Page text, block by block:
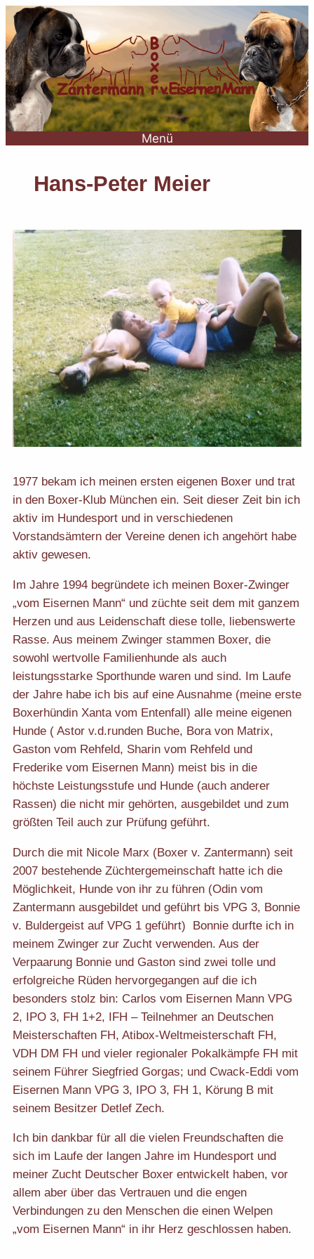
Menü
Hans-Peter Meier
1977 bekam ich meinen ersten eigenen Boxer und trat
in den Boxer-Klub München ein. Seit dieser Zeit bin ich
aktiv im Hundesport und in verschiedenen
Vorstandsämtern der Vereine denen ich angehört habe
aktiv gewesen.
Im Jahre 1994 begründete ich meinen Boxer-Zwinger
„vom Eisernen Mann“ und züchte seit dem mit ganzem
Herzen und aus Leidenschaft diese tolle, liebenswerte
Rasse. Aus meinem Zwinger stammen Boxer, die
sowohl wertvolle Familienhunde als auch
leistungsstarke Sporthunde waren und sind. Im Laufe
der Jahre habe ich bis auf eine Ausnahme (meine erste
Boxerhündin Xanta vom Entenfall) alle meine eigenen
Hunde ( Astor v.d.runden Buche, Bora von Matrix,
Gaston vom Rehfeld, Sharin vom Rehfeld und
Frederike vom Eisernen Mann) meist bis in die
höchste Leistungsstufe und Hunde (auch anderer
Rassen) die nicht mir gehörten, ausgebildet und zum
größten Teil auch zur Prüfung geführt.
Durch die mit Nicole Marx (Boxer v. Zantermann) seit
2007 bestehende Züchtergemeinschaft hatte ich die
Möglichkeit, Hunde von ihr zu führen (Odin vom
Zantermann ausgebildet und geführt bis VPG 3, Bonnie
v. Buldergeist auf VPG 1 geführt) Bonnie durfte ich in
meinem Zwinger zur Zucht verwenden. Aus der
Verpaarung Bonnie und Gaston sind zwei tolle und
erfolgreiche Rüden hervorgegangen auf die ich
besonders stolz bin: Carlos vom Eisernen Mann VPG
2, IPO 3, FH 1+2, IFH – Teilnehmer an Deutschen
Meisterschaften FH, Atibox-Weltmeisterschaft FH,
VDH DM FH und vieler regionaler Pokalkämpfe FH mit
seinem Führer Siegfried Gorgas; und Cwack-Eddi vom
Eisernen Mann VPG 3, IPO 3, FH 1, Körung B mit
seinem Besitzer Detlef Zech.
Ich bin dankbar für all die vielen Freundschaften die
sich im Laufe der langen Jahre im Hundesport und
meiner Zucht Deutscher Boxer entwickelt haben, vor
allem aber über das Vertrauen und die engen
Verbindungen zu den Menschen die einen Welpen
„vom Eisernen Mann“ in ihr Herz geschlossen haben.